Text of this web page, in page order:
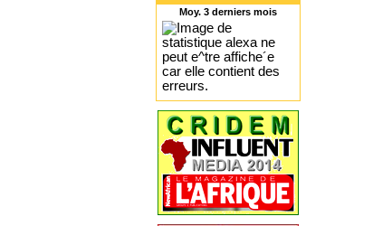
Moy. 3 derniers mois